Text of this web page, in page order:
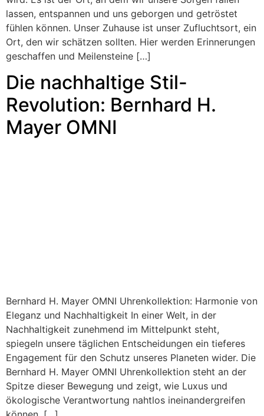
lassen, entspannen und uns geborgen und getröstet
fühlen können. Unser Zuhause ist unser Zufluchtsort, ein
Ort, den wir schätzen sollten. Hier werden Erinnerungen
geschaffen und Meilensteine […]
Die nachhaltige Stil-
Revolution: Bernhard H.
Mayer OMNI
Bernhard H. Mayer OMNI Uhrenkollektion: Harmonie von
Eleganz und Nachhaltigkeit In einer Welt, in der
Nachhaltigkeit zunehmend im Mittelpunkt steht,
spiegeln unsere täglichen Entscheidungen ein tieferes
Engagement für den Schutz unseres Planeten wider. Die
Bernhard H. Mayer OMNI Uhrenkollektion steht an der
Spitze dieser Bewegung und zeigt, wie Luxus und
ökologische Verantwortung nahtlos ineinandergreifen